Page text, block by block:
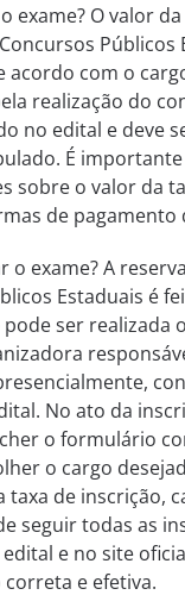
exame? O valor
Públicos
acordo com o
realização do
no edital e deve
É
sobre o valor da
de pagamento
o exame? A
Estaduais é
ser realizada
No ato da
o formulário
o cargo
taxa de inscrição,
seguir todas as
e no site
e efetiva.